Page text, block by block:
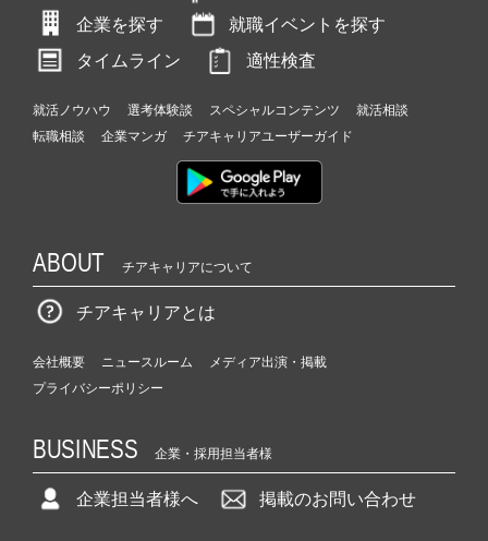
企業を探す
就職イベントを探す
タイムライン
適性検査
就活ノウハウ 選考体験談 スペシャルコンテンツ
就活相談
転職相談
企業マンガ チアキャリアユーザーガイド
ABOUT チアキャリアについて
チアキャリアとは
会社概要 ニュースルーム
メディア出演・掲載
プライバシーポリシー
BUSINESS 企業・採用担当者様
企業担当者様へ 掲載のお問い合わせ